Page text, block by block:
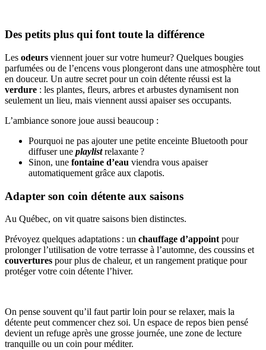
Des petits plus qui font toute la différence
Les odeurs viennent jouer sur votre humeur? Quelques bougies
parfumées ou de l’encens vous plongeront dans une atmosphère tout
en douceur. Un autre secret pour un coin détente réussi est la
verdure : les plantes, fleurs, arbres et arbustes dynamisent non
seulement un lieu, mais viennent aussi apaiser ses occupants.
L’ambiance sonore joue aussi beaucoup :
Pourquoi ne pas ajouter une petite enceinte Bluetooth pour
diffuser une playlistrelaxante ?
Sinon, une fontaine d’eau viendra vous apaiser
automatiquement grâce aux clapotis.
Adapter son coin détente aux saisons
Au Québec, on vit quatre saisons bien distinctes.
Prévoyez quelques adaptations : un chauffage d’appoint pour
prolonger l’utilisation de votre terrasse à l’automne, des coussins et
couvertures pour plus de chaleur, et un rangement pratique pour
protéger votre coin détente l’hiver.
On pense souvent qu’il faut partir loin pour se relaxer, mais la
détente peut commencer chez soi. Un espace de repos bien pensé
devient un refuge après une grosse journée, une zone de lecture
tranquille ou un coin pour méditer.